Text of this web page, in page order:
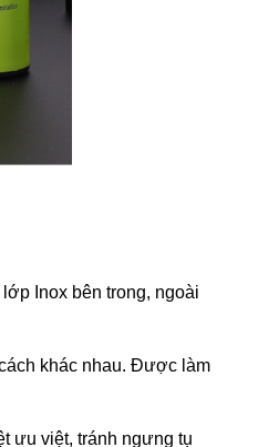
Inox bên trong, ngoài
khác nhau. Được làm
ưu việt, tránh ngưng tụ